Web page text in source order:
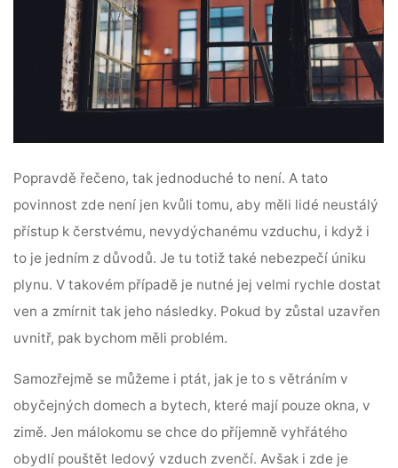
Popravdě řečeno, tak jednoduché to není. A tato
povinnost zde není jen kvůli tomu, aby měli lidé neustálý
přístup k čerstvému, nevydýchanému vzduchu, i když i
to je jedním z důvodů. Je tu totiž také nebezpečí úniku
plynu. V takovém případě je nutné jej velmi rychle dostat
ven a zmírnit tak jeho následky. Pokud by zůstal uzavřen
uvnitř, pak bychom měli problém.
Samozřejmě se můžeme i ptát, jak je to s větráním v
obyčejných domech a bytech, které mají pouze okna, v
zimě. Jen málokomu se chce do příjemně vyhřátého
obydlí pouštět ledový vzduch zvenčí. Avšak i zde je